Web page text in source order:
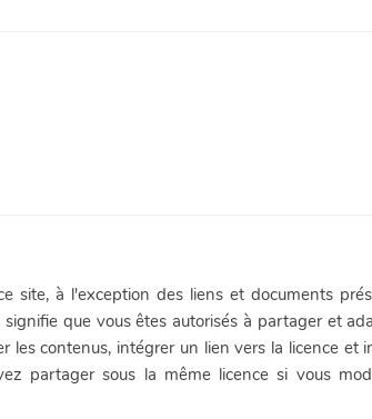
site, à l'exception des liens et documents
signifie que vous êtes autorisés à partager et
les contenus, intégrer un lien vers la licence
partager sous la même licence si vous